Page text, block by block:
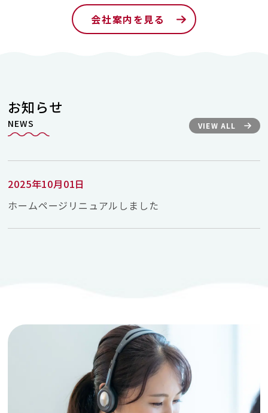
会社案内を見る
お知らせ
NEWS VIEW ALL
2025年10月01日
ホームページリニュアルしました